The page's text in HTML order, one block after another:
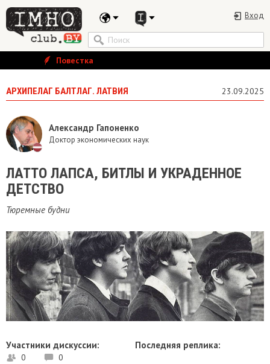
Вход
Повестка
АРХИПЕЛАГ БАЛТЛАГ. ЛАТВИЯ 23.09.2025
Александр Гапоненко
Доктор экономических наук
ЛАТТО ЛАПСА, БИТЛЫ И УКРАДЕННОЕ
ДЕТСТВО
Тюремные будни
Участники дискуссии:
0 0
Последняя реплика: